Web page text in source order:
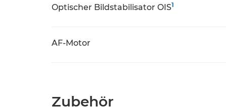
Optischer Bildstabilisator OIS1
AF-Motor
Zubehör